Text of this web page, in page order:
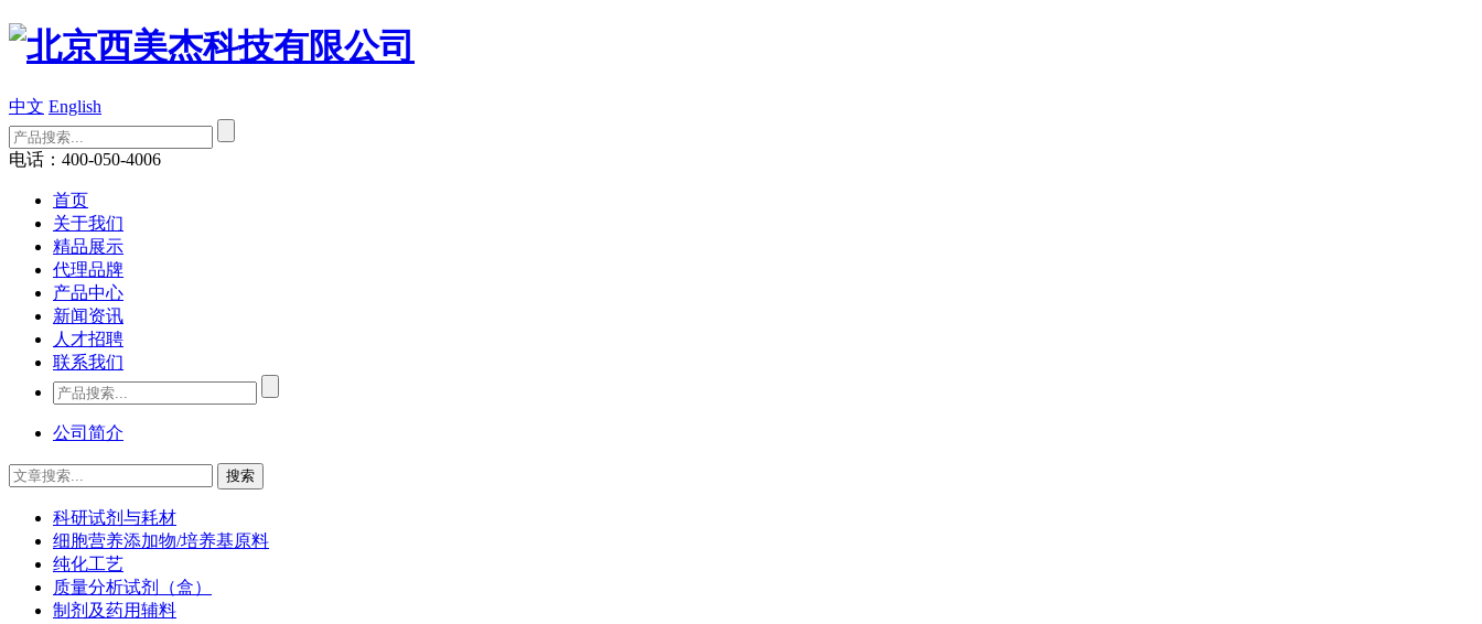
中文 English
电话：400-050-4006
首页
关于我们
精品展示
代理品牌
产品中心
新闻资讯
人才招聘
联系我们
公司简介
科研试剂与耗材
细胞营养添加物/培养基原料
纯化工艺
质量分析试剂（盒）
制剂及药用辅料